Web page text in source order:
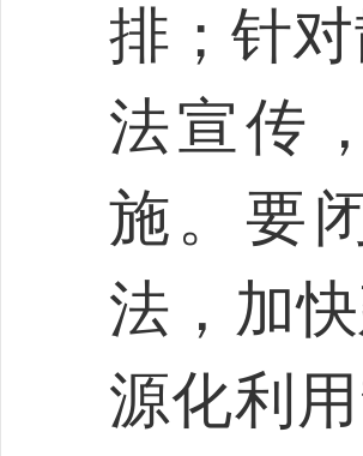
排；针
法宣传
施。要
法，加
源化利